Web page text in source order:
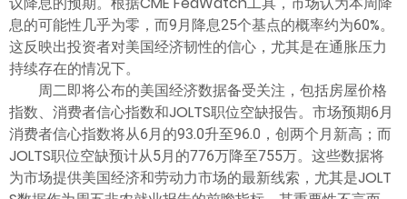
息的可能性几乎为零，而9月降息25个基点的概率约为60%。
这反映出投资者对美国经济韧性的信心，尤其是在通胀压力
持续存在的情况下。
周二即将公布的美国经济数据备受关注，包括房屋价格
指数、消费者信心指数和JOLTS职位空缺报告。市场预期6月
消费者信心指数将从6月的93.0升至96.0，创两个月新高；而
JOLTS职位空缺预计从5月的776万降至755万。这些数据将
为市场提供美国经济和劳动力市场的最新线索，尤其是JOLT